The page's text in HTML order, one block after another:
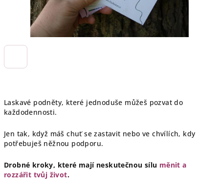
Laskavé podněty, které jednoduše můžeš pozvat do
každodennosti.
Jen tak, když máš chuť se zastavit nebo ve chvílích, kdy
potřebuješ něžnou podporu.
Drobné kroky, které mají neskutečnou sílu měnit a
rozzářit tvůj život.